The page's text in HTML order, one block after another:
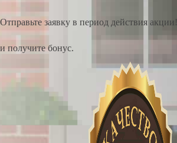
Отправьте заявку в период действия акции!
и получите бонус.